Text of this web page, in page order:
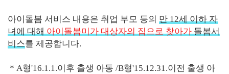
아이돌봄 서비스 내용은 취업 부모 등의 만 12세 이하 자
녀에 대해아이돌봄미가 대상자의 집으로 찾아가돌봄서
비스를 제공합니다.
＊A형'16.1.1.이후 출생 아동 /B형'15.12.31.이전 출생 아